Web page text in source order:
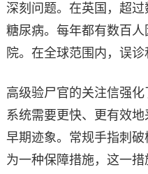
深刻问题。在英国，超
糖尿病。每年都有数百
院。在全球范围内，误诊
高级验尸官的关注信强
系统需要更快、更有效
早期迹象。常规手指刺
为一种保障措施，这一